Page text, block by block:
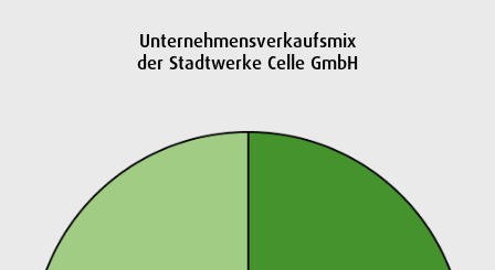
Unternehmensverkaufsmix
der Stadtwerke Celle GmbH